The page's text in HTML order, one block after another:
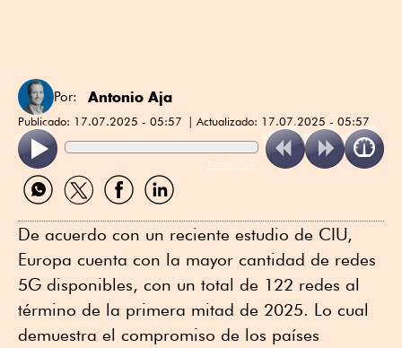
Por: Antonio Aja
Publicado: 17.07.2025 - 05:57 Actualizado: 17.07.2025 - 05:57
ReadSpeaker
Compartir
por
Compartir
por
Compartir
por
Compartir
por
De acuerdo con un reciente estudio de CIU,
Europa cuenta con la mayor cantidad de redes
5G disponibles, con un total de 122 redes al
término de la primera mitad de 2025. Lo cual
demuestra el compromiso de los países